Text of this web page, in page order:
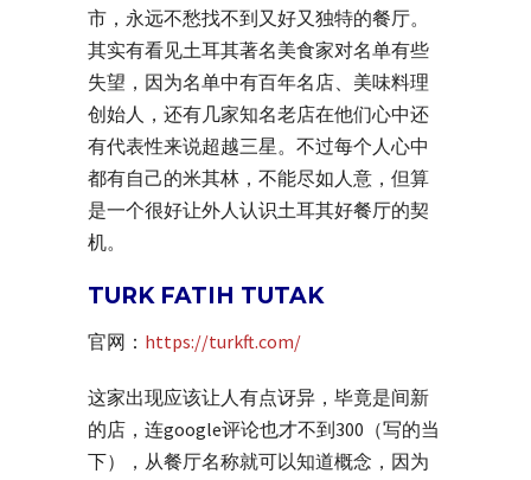
市，永远不愁找不到又好又独特的餐厅。
其实有看见土耳其著名美食家对名单有些
失望，因为名单中有百年名店、美味料理
创始人，还有几家知名老店在他们心中还
有代表性来说超越三星。不过每个人心中
都有自己的米其林，不能尽如人意，但算
是一个很好让外人认识土耳其好餐厅的契
机。
TURK FATIH TUTAK
官网： https://turkft.com/
这家出现应该让人有点讶异，毕竟是间新
的店，连google评论也才不到300（写的当
下），从餐厅名称就可以知道概念，因为